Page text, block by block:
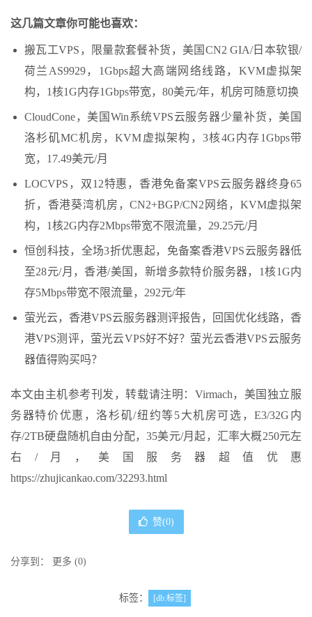
这几篇文章你可能也喜欢：
搬瓦工VPS，限量款套餐补货，美国CN2 GIA/日本软银/
荷兰AS9929，1Gbps超大高端网络线路，KVM虚拟架
构，1核1G内存1Gbps带宽，80美元/年，机房可随意切换
CloudCone，美国Win系统VPS云服务器少量补货，美国
洛杉矶MC机房，KVM虚拟架构，3核4G内存1Gbps带
宽，17.49美元/月
LOCVPS，双12特惠，香港免备案VPS云服务器终身65
折，香港葵湾机房，CN2+BGP/CN2网络，KVM虚拟架
构，1核2G内存2Mbps带宽不限流量，29.25元/月
恒创科技，全场3折优惠起，免备案香港VPS云服务器低
至28元/月，香港/美国，新增多款特价服务器，1核1G内
存5Mbps带宽不限流量，292元/年
萤光云，香港VPS云服务器测评报告，回国优化线路，香
港VPS测评，萤光云VPS好不好？萤光云香港VPS云服务
器值得购买吗？
本文由主机参考刊发，转载请注明：Virmach，美国独立服
务器特价优惠，洛杉矶/纽约等5大机房可选，E3/32G内
存/2TB硬盘随机自由分配，35美元/月起，汇率大概250元左
右/月，美国服务器超值优惠
https://zhujicankao.com/32293.html
赞(0)
分享到： 更多 (0)
标签： [db:标签]